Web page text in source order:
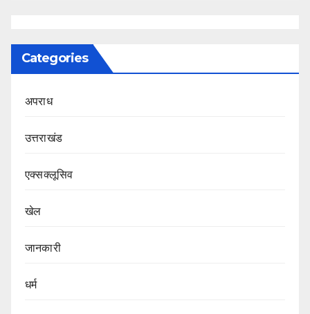
Categories
अपराध
उत्तराखंड
एक्सक्लूसिव
खेल
जानकारी
धर्म